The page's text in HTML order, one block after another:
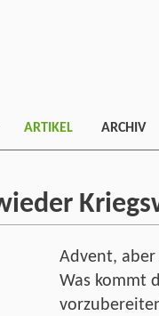
ARTIKEL ARCHIV
Advent,
Was kommt